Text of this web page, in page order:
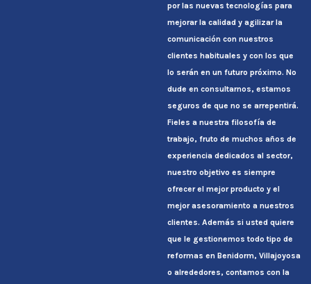
por las nuevas tecnologías para
mejorar la calidad y agilizar la
comunicación con nuestros
clientes habituales y con los que
lo serán en un futuro próximo. No
dude en consultarnos, estamos
seguros de que no se arrepentirá.
Fieles a nuestra filosofía de
trabajo, fruto de muchos años de
experiencia dedicados al sector,
nuestro objetivo es siempre
ofrecer el mejor producto y el
mejor asesoramiento a nuestros
clientes. Además si usted quiere
que le gestionemos todo tipo de
reformas en Benidorm, Villajoyosa
o alrededores, contamos con la